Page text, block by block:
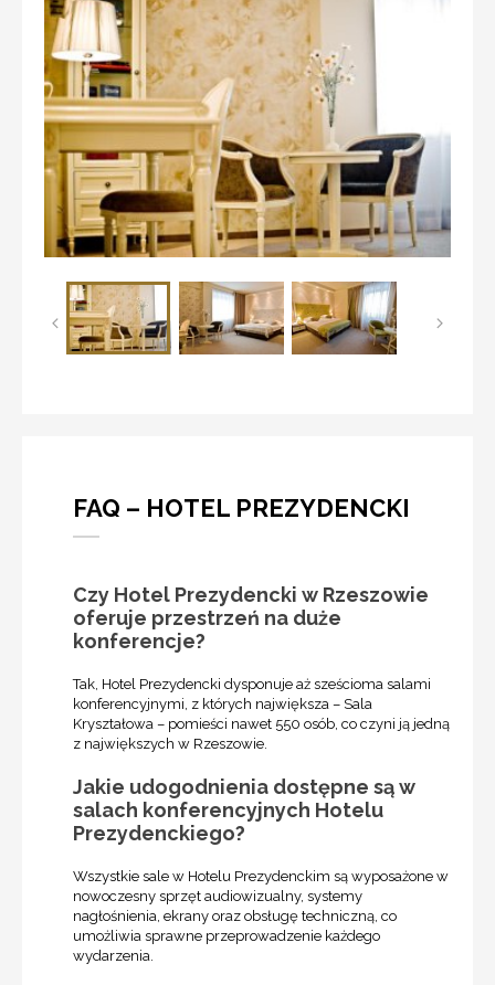
FAQ – HOTEL PREZYDENCKI
Czy Hotel Prezydencki w Rzeszowie
oferuje przestrzeń na duże
konferencje?
Tak, Hotel Prezydencki dysponuje aż sześcioma salami
konferencyjnymi, z których największa – Sala
Kryształowa – pomieści nawet 550 osób, co czyni ją jedną
z największych w Rzeszowie.
Jakie udogodnienia dostępne są w
salach konferencyjnych Hotelu
Prezydenckiego?
Wszystkie sale w Hotelu Prezydenckim są wyposażone w
nowoczesny sprzęt audiowizualny, systemy
nagłośnienia, ekrany oraz obsługę techniczną, co
umożliwia sprawne przeprowadzenie każdego
wydarzenia.